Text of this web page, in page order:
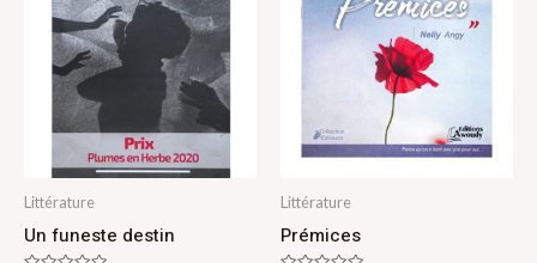
Littérature
Un funeste destin
Littérature
Prémices